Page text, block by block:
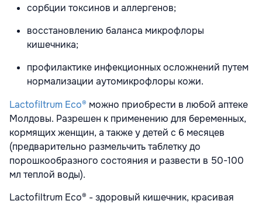
сорбции токсинов и аллергенов;
восстановлению баланса микрофлоры
кишечника;
профилактике инфекционных осложнений путем
нормализации аутомикрофлоры кожи.
Lactofiltrum Eco® можно приобрести в любой аптеке
Молдовы. Разрешен к применению для беременных,
кормящих женщин, а также у детей с 6 месяцев
(предварительно размельчить таблетку до
порошкообразного состояния и развести в 50-100
мл теплой воды).
Lactofiltrum Eco® - здоровый кишечник, красивая